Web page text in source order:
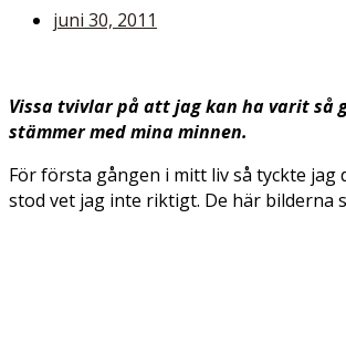
juni 30, 2011
Vissa tvivlar på att jag kan ha varit så
stämmer med mina minnen.
För första gången i mitt liv så tyckte
stod vet jag inte riktigt. De här bilderna